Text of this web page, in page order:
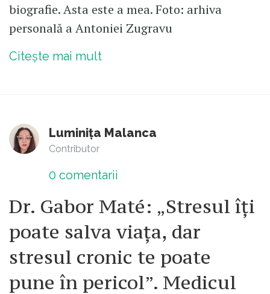
biografie. Asta este a mea. Foto: arhiva
personală a Antoniei Zugravu
Citește mai mult
Luminița Malanca
Contributor
0 comentarii
Dr. Gabor Maté: „Stresul îți
poate salva viața, dar
stresul cronic te poate
pune în pericol”. Medicul